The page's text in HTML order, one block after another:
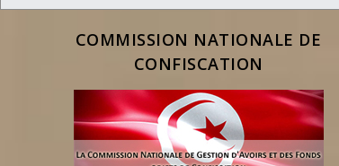
COMMISSION NATIONALE DE
CONFISCATION